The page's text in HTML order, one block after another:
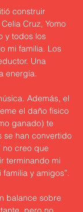
construir
Cruz, Yomo
y todos los
mi familia. Los
Una
energía.
Además, el
el daño físico
ganado) te
se han convertido
no creo que
terminando mi
y amigos”.
balance sobre